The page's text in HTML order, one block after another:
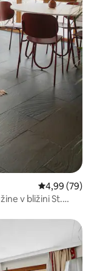
Povprečna
4,99 (79)
v bližini St.